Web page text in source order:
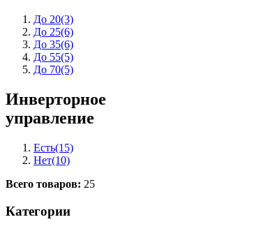
До 20(3)
До 25(6)
До 35(6)
До 55(5)
До 70(5)
Инверторное
управление
Есть(15)
Нет(10)
Всего товаров: 25
Категории